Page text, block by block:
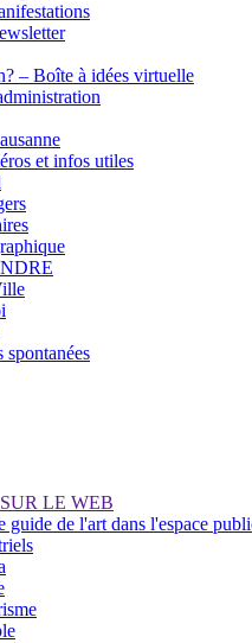
– Boîte à idées virtuelle
et infos utiles
spontanées
LE WEB
de l'art dans l'espace